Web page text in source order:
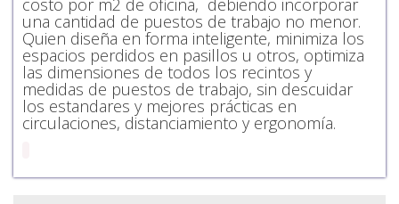
una cantidad de puestos de trabajo no menor.
Quien diseña en forma inteligente, minimiza los
espacios perdidos en pasillos u otros, optimiza
las dimensiones de todos los recintos y
medidas de puestos de trabajo, sin descuidar
los estandares y mejores prácticas en
circulaciones, distanciamiento y ergonomía.